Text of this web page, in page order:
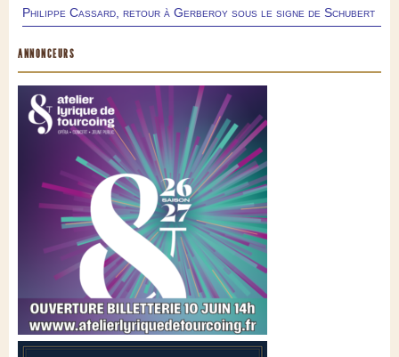
Philippe Cassard, retour à Gerberoy sous le signe de Schubert
ANNONCEURS